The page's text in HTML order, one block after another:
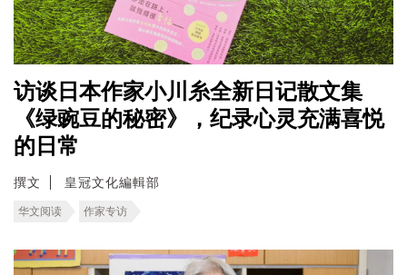
访谈日本作家小川糸全新日记散文集
《绿豌豆的秘密》，纪录心灵充满喜悦
的日常
撰文 皇冠文化編輯部
华文阅读 作家专访